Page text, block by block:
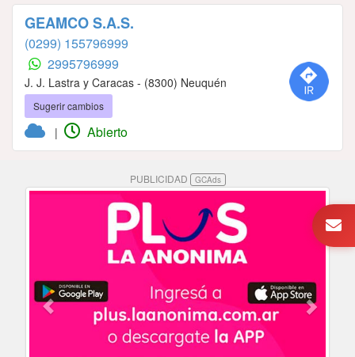
GEAMCO S.A.S.
(0299) 155796999
2995796999
J. J. Lastra y Caracas - (8300) Neuquén
Sugerir cambios
| Abierto
PUBLICIDAD GCAds